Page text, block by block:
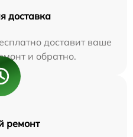
доставка
доставит ваше
и обратно.
ремонт